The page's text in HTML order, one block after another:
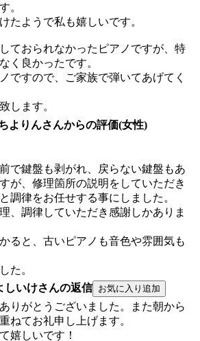
。
たようで私も嬉しいです。
ておられなかったピアノですが、特
く良かったです。
ですので、ご家族で弾いてあげてく
します。
よりんさんからの評価(女性)
で鍵盤も剥がれ、戻らない鍵盤もあ
が、修理箇所の説明をしていただき
調律をお任せする事にしました。
、調律していただき感謝しかありま
ると、古いピアノも音色や雰囲気も
た。
しいけさんの返信
りがとうございました。また朝から
ねてお礼申し上げます。
嬉しいです！